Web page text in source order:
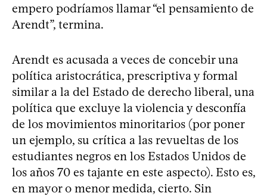
empero podríamos llamar “el pensamiento de
Arendt”, termina.
Arendt es acusada a veces de concebir una
política aristocrática, prescriptiva y formal
similar a la del Estado de derecho liberal, una
política que excluye la violencia y desconfía
de los movimientos minoritarios (por poner
un ejemplo, su crítica a las revueltas de los
estudiantes negros en los Estados Unidos de
los años 70 es tajante en este aspecto). Esto es,
en mayor o menor medida, cierto. Sin